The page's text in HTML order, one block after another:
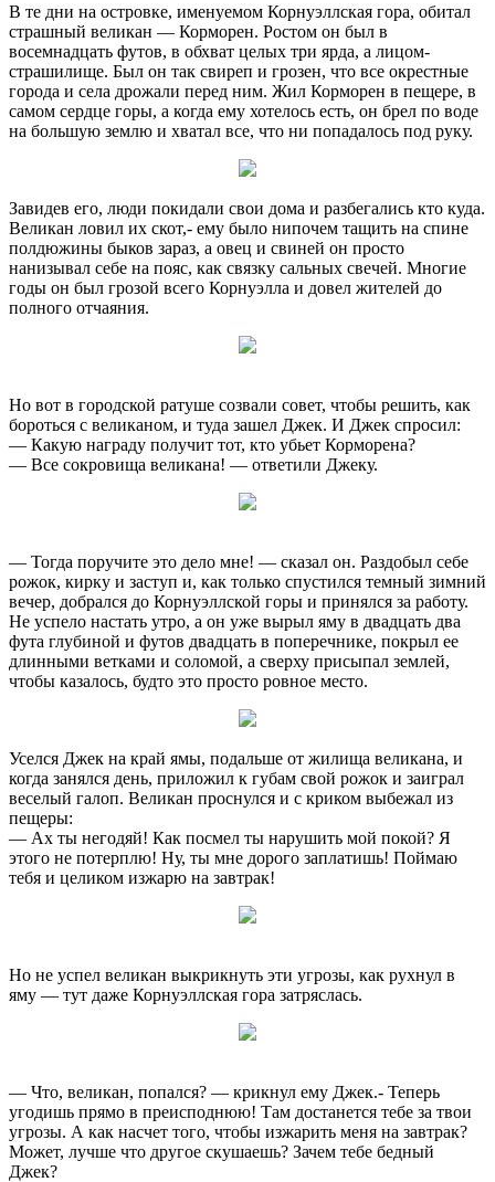
В те дни на островке, именуемом Корнуэллская гора, обитал
страшный великан — Корморен. Ростом он был в
восемнадцать футов, в обхват целых три ярда, а лицом-
страшилище. Был он так свиреп и грозен, что все окрестные
города и села дрожали перед ним. Жил Корморен в пещере, в
самом сердце горы, а когда ему хотелось есть, он брел по воде
на большую землю и хватал все, что ни попадалось под руку.
Завидев его, люди покидали свои дома и разбегались кто куда.
Великан ловил их скот,- ему было нипочем тащить на спине
полдюжины быков зараз, а овец и свиней он просто
нанизывал себе на пояс, как связку сальных свечей. Многие
годы он был грозой всего Корнуэлла и довел жителей до
полного отчаяния.
Но вот в городской ратуше созвали совет, чтобы решить, как
бороться с великаном, и туда зашел Джек. И Джек спросил:
— Какую награду получит тот, кто убьет Корморена?
— Все сокровища великана! — ответили Джеку.
— Тогда поручите это дело мне! — сказал он. Раздобыл себе
рожок, кирку и заступ и, как только спустился темный зимний
вечер, добрался до Корнуэллской горы и принялся за работу.
Не успело настать утро, а он уже вырыл яму в двадцать два
фута глубиной и футов двадцать в поперечнике, покрыл ее
длинными ветками и соломой, а сверху присыпал землей,
чтобы казалось, будто это просто ровное место.
Уселся Джек на край ямы, подальше от жилища великана, и
когда занялся день, приложил к губам свой рожок и заиграл
веселый галоп. Великан проснулся и с криком выбежал из
пещеры:
— Ах ты негодяй! Как посмел ты нарушить мой покой? Я
этого не потерплю! Ну, ты мне дорого заплатишь! Поймаю
тебя и целиком изжарю на завтрак!
Но не успел великан выкрикнуть эти угрозы, как рухнул в
яму — тут даже Корнуэллская гора затряслась.
— Что, великан, попался? — крикнул ему Джек.- Теперь
угодишь прямо в преисподнюю! Там достанется тебе за твои
угрозы. А как насчет того, чтобы изжарить меня на завтрак?
Может, лучше что другое скушаешь? Зачем тебе бедный
Джек?